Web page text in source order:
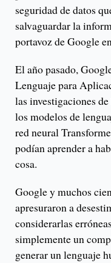
seguridad de datos
salvaguardar la
portavoz de Google
El año pasado,
Lenguaje para
las investigaciones
los modelos de
red neural
podían aprender a
cosa.
Google y muchos
apresuraron a
considerarlas
simplemente un
generar un lenguaje